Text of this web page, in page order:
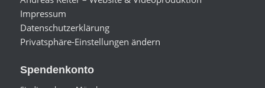
Impressum
Datenschutzerklärung
Privatsphäre-Einstellungen ändern
Spendenkonto